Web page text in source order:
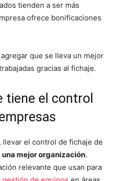
tienden a ser más
ofrece bonificaciones
que se lleva un mejor
gracias al fichaje.
tiene el control
llevar el control de fichaje de
una mejor organización.
relevante que usan para